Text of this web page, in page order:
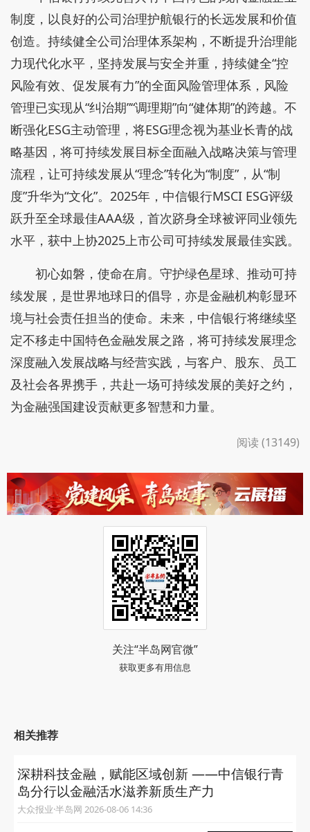
制度，以良好的公司治理护航银行的长远发展和价值
创造。持续健全公司治理体系架构，不断提升治理能
力现代化水平，坚持发展与安全并重，持续健全“控
风险有效、促发展有力”的全面风险管理体系，风险
管理已实现从“纠治期”“调理期”向“健体期”的跨越。不
断强化ESG主动管理，将ESG理念视为基业长青的战
略基因，将可持续发展目标全面融入战略决策与管理
流程，让可持续发展从“理念”转化为“制度”，从“制
度”升华为“文化”。2025年，中信银行MSCI ESG评级
跃升至全球最佳AAA级，首次跻身全球被评同业领先
水平，获中上协2025上市公司可持续发展最佳实践。
初心如磐，使命在肩。守护绿色星球、推动可持
续发展，是世界地球日的倡导，亦是金融机构彰显环
境与社会责任担当的使命。未来，中信银行将继续坚
定不移走中国特色金融发展之路，将可持续发展理念
深度融入发展战略与经营实践，与客户、股东、员工
及社会各界携手，共赴一场可持续发展的美好之约，
为金融强国建设贡献更多智慧和力量。
阅读 (13149)
关注“半岛网官微”
获取更多有用信息
相关推荐
深耕科技金融，赋能区域创新 ——中信银行青
岛分行以金融活水滋养新质生产力
大众报业·半岛网 2026-08-06 14:36